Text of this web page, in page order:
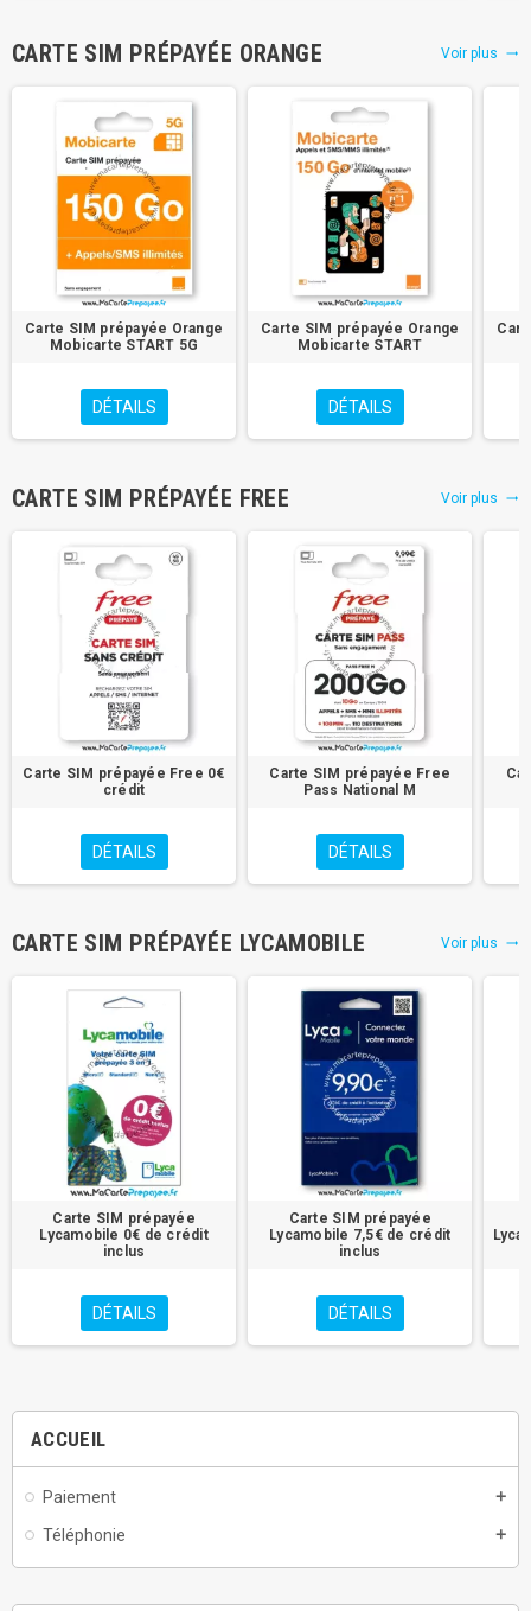
ACCUEIL
Paiement add
Téléphonie add
CARTE SIM PRÉPAYÉE ORANGE Voir plus trending_flat
Carte SIM prépayée Orange
Mobicarte START 5G
DÉTAILS
Carte SIM prépayée Orange
Mobicarte START
DÉTAILS
CARTE SIM PRÉPAYÉE FREE Voir plus trending_flat
Carte SIM prépayée Free 0€
crédit
DÉTAILS
Carte SIM prépayée Free
Pass National M
DÉTAILS
CARTE SIM PRÉPAYÉE LYCAMOBILE Voir plus trending_flat
Carte SIM prépayée
Lycamobile 0€ de crédit
inclus
DÉTAILS
Carte SIM prépayée
Lycamobile 7,5€ de crédit
inclus
DÉTAILS